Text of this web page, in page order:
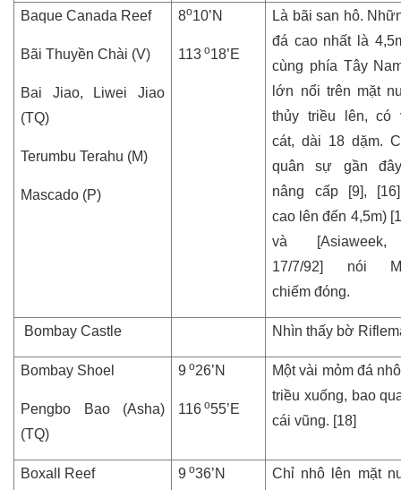
Baque Canada Reef
Bãi Thuyền Chài (V)
Bai Jiao, Liwei Jiao
(TQ)
Terumbu Terahu (M)
Mascado (P)
8o10’N
113 o18’E
Là bãi san hô.
đá cao nhất là
cùng phía Tây
lớn nổi trên mặt
thủy triều lên, có
cát, dài 18 dặm.
quân sự gần
nâng cấp [9],
cao lên đến 4,5m)
và
17/7/92] nói
chiếm đóng.
Bombay Castle Nhìn thấy bờ
Bombay Shoel
Pengbo Bao (Asha)
(TQ)
9 o26’N
116 o55’E
Một vài mỏm đá
triều xuống, bao
cái vũng. [18]
Boxall Reef 9 o36’N
Chỉ nhô lên mặt